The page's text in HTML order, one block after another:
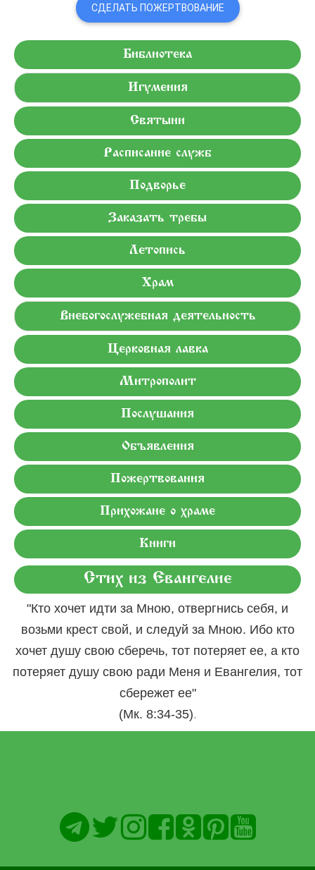
СДЕЛАТЬ ПОЖЕРТВОВАНИЕ
Библиотека
Игумения
Святыни
Расписание служб
Подворье
Заказать требы
Летопись
Храм
Внебогослужебная деятельность
Церковная лавка
Митрополит
Послушания
Объявления
Пожертвования
Прихожане о храме
Книги
Стих из Евангелие
"Кто хочет идти за Мною, отвергнись себя, и
возьми крест свой, и следуй за Мною. Ибо кто
хочет душу свою сберечь, тот потеряет ее, а кто
потеряет душу свою ради Меня и Евангелия, тот
сбережет ее"
(Мк. 8:34-35).